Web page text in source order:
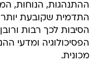
ההתנהגות, הנוחות,
התדמית שקובעת
הסיבות לכך רבות
הפסיכולוגיה ומדעי
מכונית.